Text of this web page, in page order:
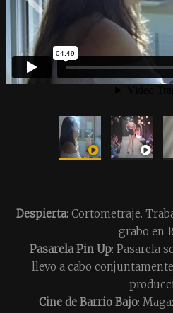
Despierta:Cortometraje.
grabo en
Pasarela Pin Up: Pasarela
llevo a cabo
Cine de Barrio Bajo: